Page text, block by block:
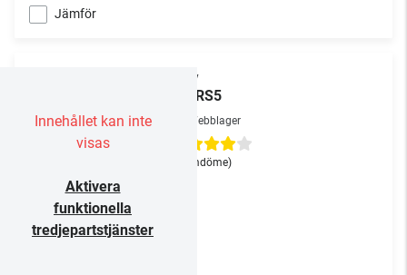
Jämför
Innehållet kan inte
visas
Aktivera
funktionella
tredjepartstjänster
Sony
SA-RS5
Webblager
omdöme)